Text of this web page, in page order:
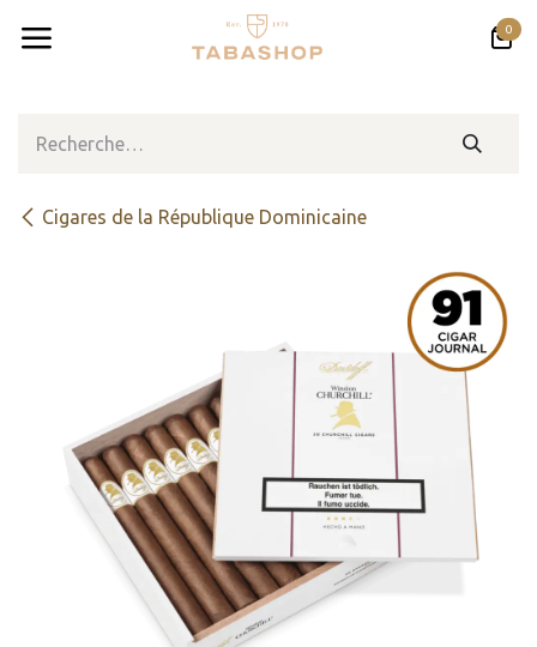
0
Cigares de la République Dominicaine